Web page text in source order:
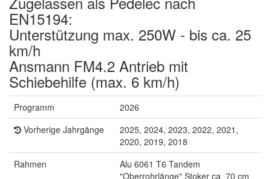
EN15194:
Unterstützung max. 250W - bis ca. 25
km/h
Ansmann FM4.2 Antrieb mit
Schiebehilfe (max. 6 km/h)
Programm
2026
Vorherige Jahrgänge
2025, 2024, 2023, 2022, 2021,
2020, 2019, 2018
Rahmen
Alu 6061 T6 Tandem
"Oberrohrlänge" Stoker ca. 70 cm